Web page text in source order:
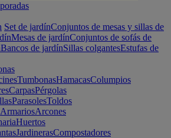
Set de jardínConjuntos de mesas y sillas de
Mesas de jardínConjuntos de sofás de
Bancos de jardínSillas colgantesEstufas de
TumbonasHamacasColumpios
CarpasPérgolas
ParasolesToldos
ArmariosArcones
Huertos
JardinerasCompostadores